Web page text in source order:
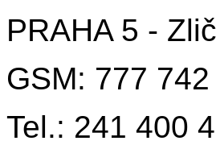
PRAHA 5 -
GSM: 777
Tel.: 241 400